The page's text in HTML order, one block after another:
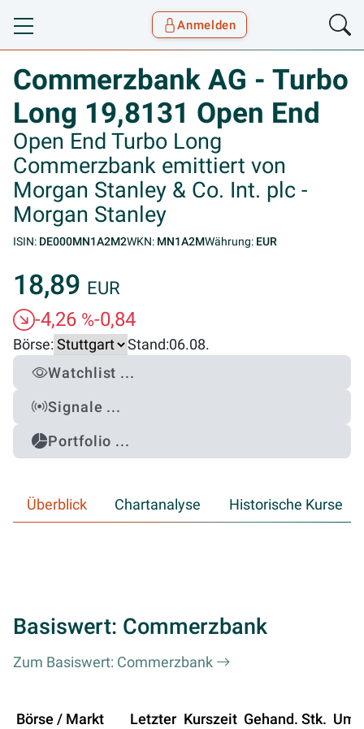
Toggle navigation
Anmelden
Commerzbank AG - Turbo
Long 19,8131 Open End
Open End Turbo Long
Commerzbank emittiert von
Morgan Stanley & Co. Int. plc -
Morgan Stanley
ISIN: DE000MN1A2M2WKN: MN1A2MWährung: EUR
18,89 EUR
-4,26 %-0,84
Börse: Stand:06.08.
Watchlist ...
Signale ...
Portfolio ...
Überblick Chartanalyse Historische Kurse
Basiswert: Commerzbank
Zum Basiswert: Commerzbank
Börse / Markt Letzter Kurszeit Gehand. Stk.